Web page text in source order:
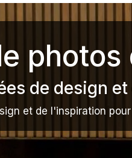
de design
et de l'inspiration